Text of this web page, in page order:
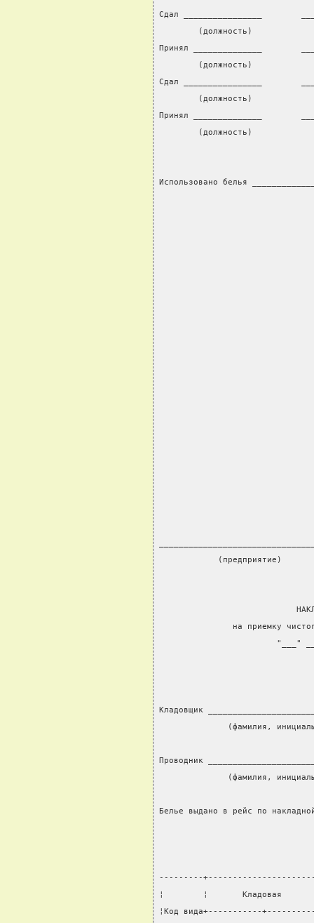
Сдал ________________
(должность)
Принял ______________
(должность)
Сдал ________________
(должность)
Принял ______________
(должность)
Использовано белья
            (предприятие)
на приемку
"___"
Кладовщик
(фамилия,
Проводник
(фамилия,
Белье выдано в рейс по
---------
¦        ¦       Кладовая       ¦
¦Код вида+-----------